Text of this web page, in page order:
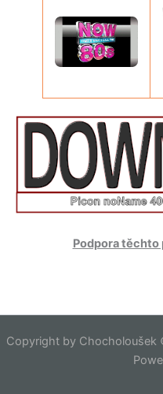
Podpora těchto
Copyright by Chocholoušek